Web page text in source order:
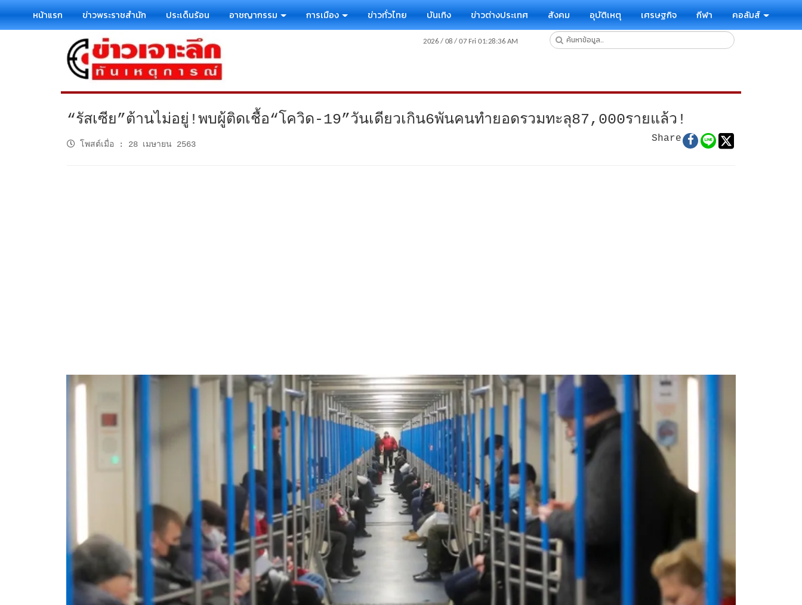
หน้าแรก ข่าวพระราชสำนัก ประเด็นร้อน อาชญากรรม การเมือง ข่าวทั่วไทย บันเทิง ข่าวต่างประเทศ สังคม อุบัติเหตุ เศรษฐกิจ กีฬา คอลัมส์
“รัสเซีย”ต้านไม่อยู่!พบผู้ติดเชื้อ“โควิด-19”วันเดียวเกิน6พันคนทำยอดรวมทะลุ87,000รายแล้ว!
โพสต์เมื่อ : 28 เมษายน 2563
Share